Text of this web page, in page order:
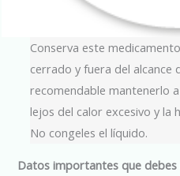
Conserva este
cerrado y fuera del alcance
recomendable mantenerlo
lejos del calor excesivo y la
No congeles el líquido.
Datos importantes que debes